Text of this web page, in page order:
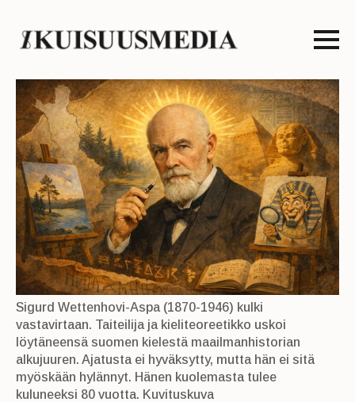
Sigurd Wettenhovi-Aspa (1870-1946) kulki
vastavirtaan. Taiteilija ja kieliteoreetikko uskoi
löytäneensä suomen kielestä maailmanhistorian
alkujuuren. Ajatusta ei hyväksytty, mutta hän ei sitä
myöskään hylännyt. Hänen kuolemasta tulee
kuluneeksi 80 vuotta. Kuvituskuva